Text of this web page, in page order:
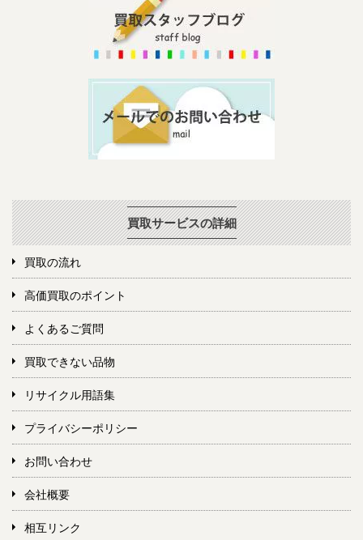
買取サービスの詳細
買取の流れ
高価買取のポイント
よくあるご質問
買取できない品物
リサイクル用語集
プライバシーポリシー
お問い合わせ
会社概要
相互リンク